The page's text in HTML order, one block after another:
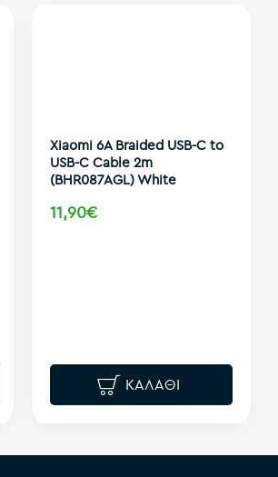
Xiaomi 6A Braided USB-C to
USB-C Cable 2m
(BHR087AGL) White
11,90€
ΚΑΛΆΘΙ